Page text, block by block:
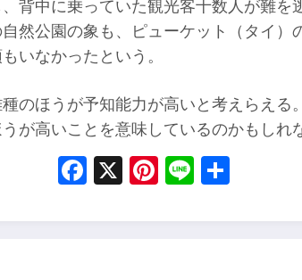
背中に乗っていた観光客十数人が難を
然公園の象も、ピューケット（タイ）
いなかったという。
のほうが予知能力が高いと考えらえる
が高いことを意味しているのかもしれ
Facebook
X Pinterest
LineShare